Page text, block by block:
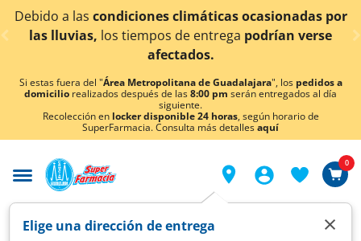
< div class="carousel-inner">
climáticas ocasionadas por
de entregapodrían verse
¡Ahora también en
Si estas fuera del "Área Metropolitana de Guadalajara", los pedidos a
domicilio realizados después de las8:00 pm serán entregados al día
siguiente.
Recolección en locker disponible 24 horas, según horario de
SuperFarmacia. Consulta más detallesaquí
Elige una dirección de entrega ×
0